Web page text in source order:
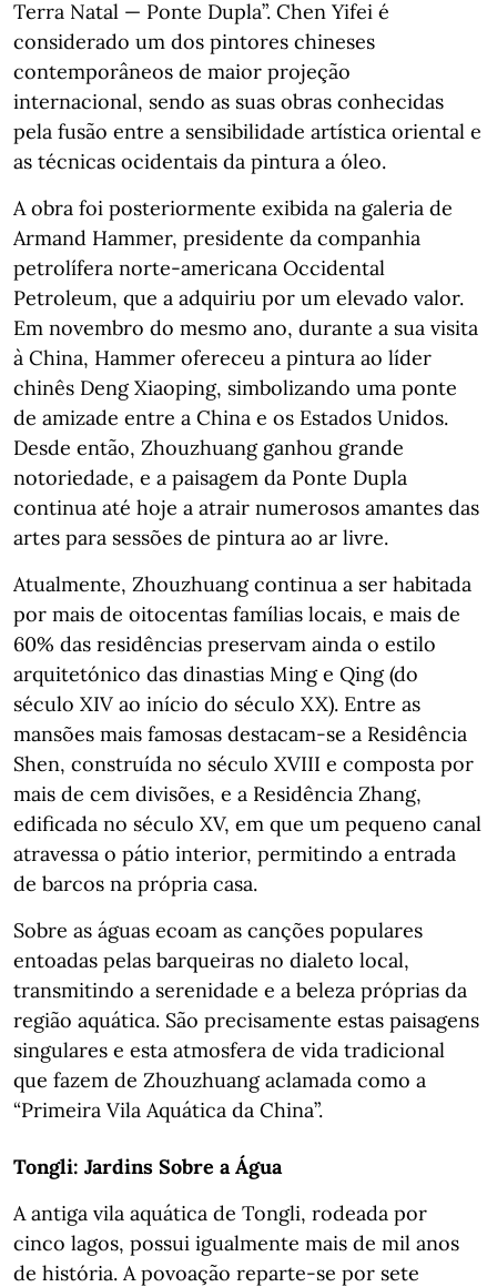
Terra Natal — Ponte Dupla”. Chen Yifei é
considerado um dos pintores chineses
contemporâneos de maior projeção
internacional, sendo as suas obras conhecidas
pela fusão entre a sensibilidade artística oriental e
as técnicas ocidentais da pintura a óleo.
A obra foi posteriormente exibida na galeria de
Armand Hammer, presidente da companhia
petrolífera norte-americana Occidental
Petroleum, que a adquiriu por um elevado valor.
Em novembro do mesmo ano, durante a sua visita
à China, Hammer ofereceu a pintura ao líder
chinês Deng Xiaoping, simbolizando uma ponte
de amizade entre a China e os Estados Unidos.
Desde então, Zhouzhuang ganhou grande
notoriedade, e a paisagem da Ponte Dupla
continua até hoje a atrair numerosos amantes das
artes para sessões de pintura ao ar livre.
Atualmente, Zhouzhuang continua a ser habitada
por mais de oitocentas famílias locais, e mais de
60% das residências preservam ainda o estilo
arquitetónico das dinastias Ming e Qing (do
século XIV ao início do século XX). Entre as
mansões mais famosas destacam-se a Residência
Shen, construída no século XVIII e composta por
mais de cem divisões, e a Residência Zhang,
edificada no século XV, em que um pequeno canal
atravessa o pátio interior, permitindo a entrada
de barcos na própria casa.
Sobre as águas ecoam as canções populares
entoadas pelas barqueiras no dialeto local,
transmitindo a serenidade e a beleza próprias da
região aquática. São precisamente estas paisagens
singulares e esta atmosfera de vida tradicional
que fazem de Zhouzhuang aclamada como a
“Primeira Vila Aquática da China”.
Tongli: Jardins Sobre a Água
A antiga vila aquática de Tongli, rodeada por
cinco lagos, possui igualmente mais de mil anos
de história. A povoação reparte-se por sete